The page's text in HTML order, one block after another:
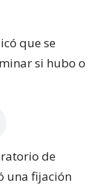
que se
si hubo o
de
una fijación